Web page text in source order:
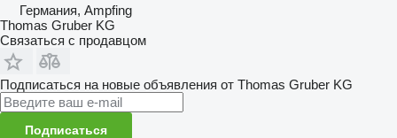
Германия, Ampfing
Thomas Gruber KG
Связаться с продавцом
Подписаться на новые объявления от Thomas Gruber KG
Подписаться